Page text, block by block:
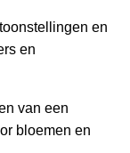
en
en
van een
bloemen en